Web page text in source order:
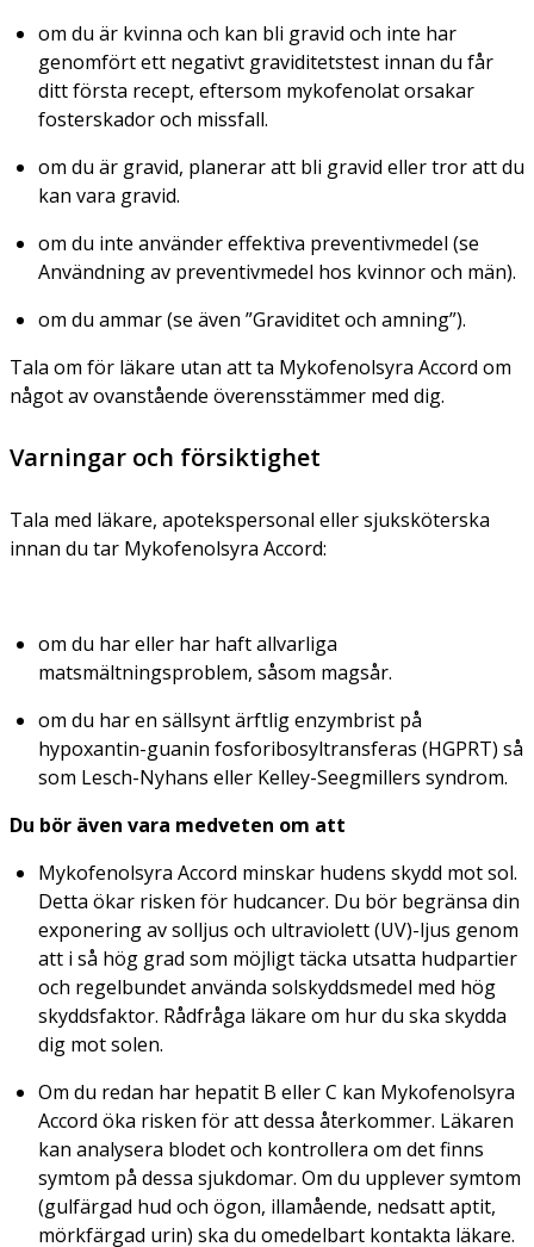
om du är kvinna och kan bli gravid och inte har
genomfört ett negativt graviditetstest innan du får
ditt första recept, eftersom mykofenolat orsakar
fosterskador och missfall.
om du är gravid, planerar att bli gravid eller tror att du
kan vara gravid.
om du inte använder effektiva preventivmedel (se
Användning av preventivmedel hos kvinnor och män).
om du ammar (se även ”Graviditet och amning”).
Tala om för läkare utan att ta Mykofenolsyra Accord om
något av ovanstående överensstämmer med dig.
Varningar och försiktighet
Tala med läkare, apotekspersonal eller sjuksköterska
innan du tar Mykofenolsyra Accord:
om du har eller har haft allvarliga
matsmältningsproblem, såsom magsår.
om du har en sällsynt ärftlig enzymbrist på
hypoxantin-guanin fosforibosyltransferas (HGPRT) så
som Lesch-Nyhans eller Kelley-Seegmillers syndrom.
Du bör även vara medveten om att
Mykofenolsyra Accord minskar hudens skydd mot sol.
Detta ökar risken för hudcancer. Du bör begränsa din
exponering av solljus och ultraviolett (UV)-ljus genom
att i så hög grad som möjligt täcka utsatta hudpartier
och regelbundet använda solskyddsmedel med hög
skyddsfaktor. Rådfråga läkare om hur du ska skydda
dig mot solen.
Om du redan har hepatit B eller C kan Mykofenolsyra
Accord öka risken för att dessa återkommer. Läkaren
kan analysera blodet och kontrollera om det finns
symtom på dessa sjukdomar. Om du upplever symtom
(gulfärgad hud och ögon, illamående, nedsatt aptit,
mörkfärgad urin) ska du omedelbart kontakta läkare.